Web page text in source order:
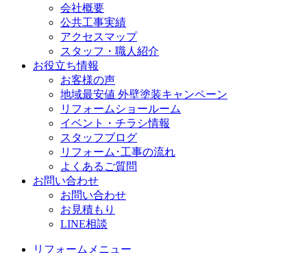
会社概要
公共工事実績
アクセスマップ
スタッフ・職人紹介
お役立ち情報
お客様の声
地域最安値 外壁塗装キャンペーン
リフォームショールーム
イベント・チラシ情報
スタッフブログ
リフォーム･工事の流れ
よくあるご質問
お問い合わせ
お問い合わせ
お見積もり
LINE相談
リフォームメニュー